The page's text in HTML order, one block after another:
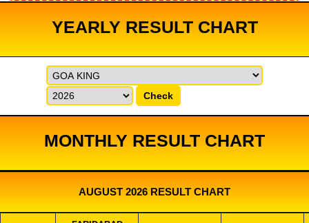
YEARLY RESULT CHART
Check
MONTHLY RESULT CHART
AUGUST 2026 RESULT CHART